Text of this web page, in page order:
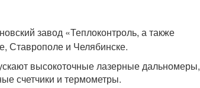
завод «Теплоконтроль, а также
Ставрополе и Челябинске.
высокоточные лазерные дальномеры,
счетчики и термометры.